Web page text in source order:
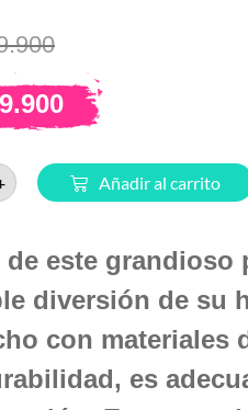
Añadir al carrito
este grandioso
diversión de su
con materiales
es